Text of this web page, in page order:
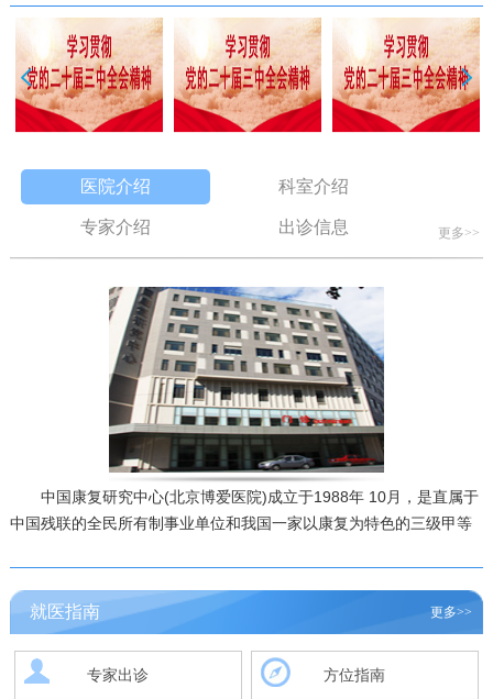
医院介绍 科室介绍
专家介绍 出诊信息 更多>>
中国康复研究中心(北京博爱医院)成立于1988年 10月，是直属于
中国残联的全民所有制事业单位和我国一家以康复为特色的三级甲等
国康复研究中心(北京博爱医院)已经成为集康复医疗、教育、科研、工
程、信息、社会服…
更多>>
就医指南
专家出诊 方位指南